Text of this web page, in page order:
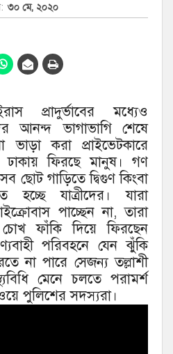
৩০ মে, ২০২০
প্রাদুর্ভাবের মধ্যেও
আনন্দ ভাগাভাগি শেষে
ভাড়া করা প্রাইভেটকারে
ঢাকায় ফিরছে মানুষ। গণ
ছোট গাড়িতে দ্বিগুণ কিংবা
যাত্রীদের। যারা
পাচ্ছেন না, তারা
ফাঁকি দিয়ে ফিরছেন
পরিবহনে যেন ঝুঁকি
না পারে সেজন্য তল্লাশী
মেনে চলতে পরামর্শ
পুলিশের সদস্যরা।